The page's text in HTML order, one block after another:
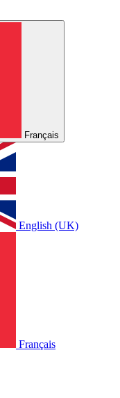
Français
English (UK)
Français